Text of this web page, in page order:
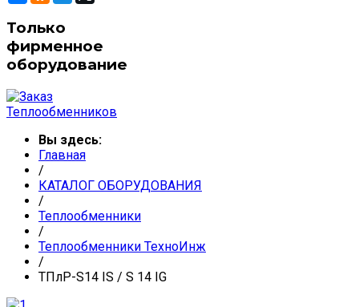
Только
фирменное
оборудование
Вы здесь:
Главная
/
КАТАЛОГ ОБОРУДОВАНИЯ
/
Теплообменники
/
Теплообменники ТехноИнж
/
ТПлР-S14 IS / S 14 IG